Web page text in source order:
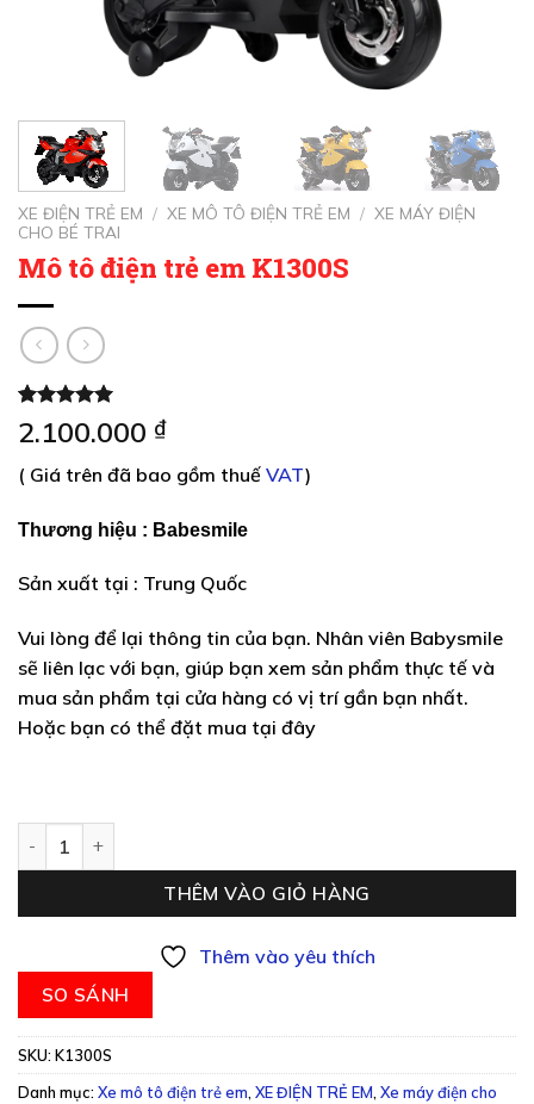
XE ĐIỆN TRẺ EM / XE MÔ TÔ ĐIỆN TRẺ EM / XE MÁY ĐIỆN
CHO BÉ TRAI
Mô tô điện trẻ em K1300S
5.00trên 5
dựa trên
1
2.100.000 ₫
( Giá trên đã bao gồm thuế VAT)
Thương hiệu : Babesmile
Sản xuất tại : Trung Quốc
Vui lòng để lại thông tin của bạn. Nhân viên Babysmile
sẽ liên lạc với bạn, giúp bạn xem sản phẩm thực tế và
mua sản phẩm tại cửa hàng có vị trí gần bạn nhất.
Hoặc bạn có thể đặt mua tại đây
THÊM VÀO GIỎ HÀNG
Thêm vào yêu thích
SO SÁNH
SKU: K1300S
Danh mục: Xe mô tô điện trẻ em XE ĐIỆN TRẺ EM Xe máy điện cho